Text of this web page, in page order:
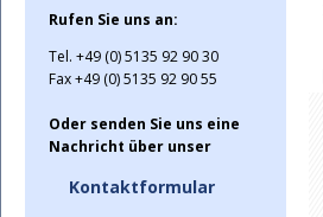
Rufen Sie uns an:
Tel. +49 (0) 5135 92 90 30
Fax +49 (0) 5135 92 90 55
Oder senden Sie uns eine
Nachricht über unser
Kontaktformular